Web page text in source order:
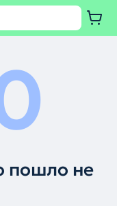
пошло не